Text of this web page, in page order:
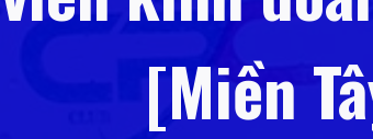
[Miền